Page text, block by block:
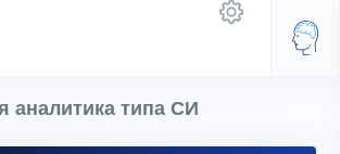
аналитика типа СИ